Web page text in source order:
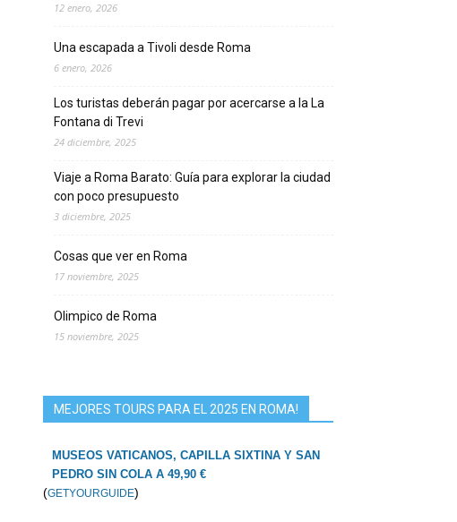
12 enero, 2026
Una escapada a Tivoli desde Roma
6 enero, 2026
Los turistas deberán pagar por acercarse a la La
Fontana di Trevi
24 diciembre, 2025
Viaje a Roma Barato: Guía para explorar la ciudad
con poco presupuesto
3 diciembre, 2025
Cosas que ver en Roma
17 noviembre, 2025
Olimpico de Roma
15 noviembre, 2025
MEJORES TOURS PARA EL 2025 EN ROMA!
MUSEOS VATICANOS, CAPILLA SIXTINA Y SAN
PEDRO SIN COLA A 49,90 €
(GETYOURGUIDE)